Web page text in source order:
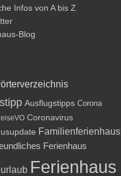
Infos von A bis Z
Blog
Ausflugstipps Corona
Coronavirus
Familienferienhaus
Ferienhaus
Ferienhaus